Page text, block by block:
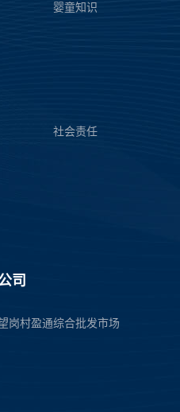
婴童知识
社会责任
司
岗村盈通综合批发市场